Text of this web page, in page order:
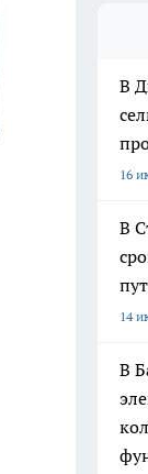
В
16
В
14
В